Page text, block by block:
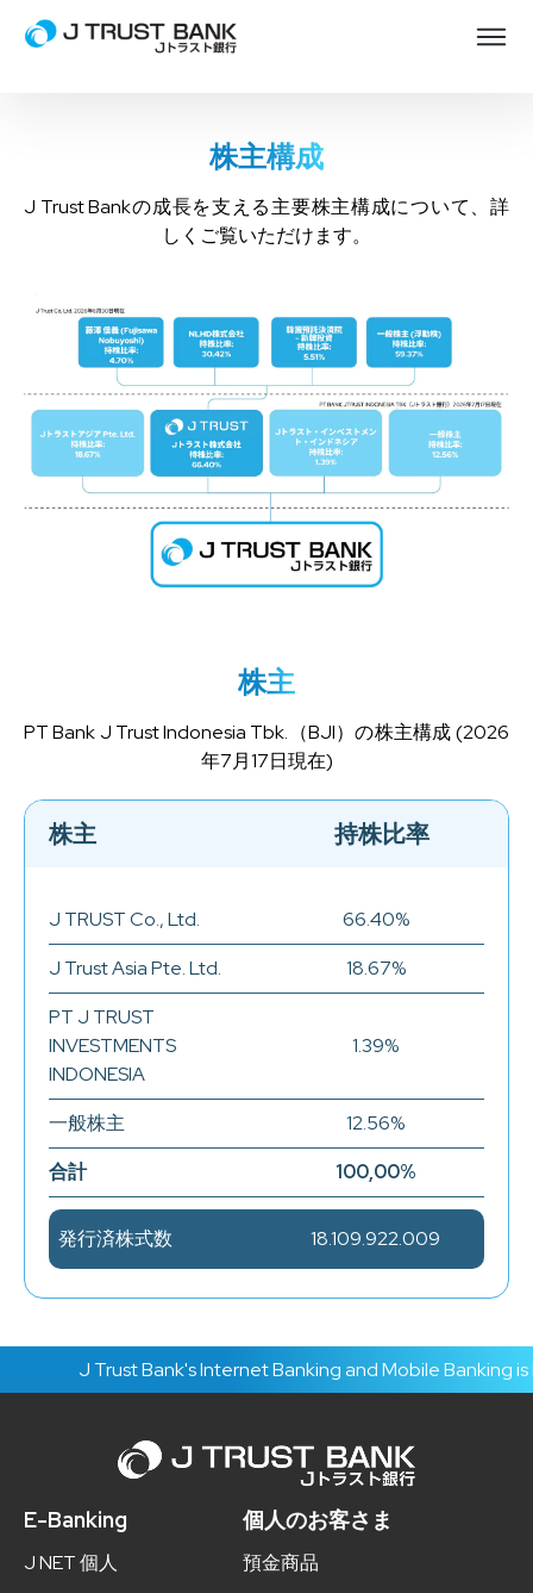
株主構成
J Trust Bankの成長を支える主要株主構成について、詳
しくご覧いただけます。
株主
PT Bank J Trust Indonesia Tbk.（BJI）の株主構成 (2026
年7月17日現在)
株主 持株比率
J TRUST Co., Ltd.
66.40%
J Trust Asia Pte. Ltd.
18.67%
PT J TRUST
INVESTMENTS
INDONESIA
1.39%
一般株主
12.56%
合計
100,00%
発行済株式数 18.109.922.009
J Trust Bank's Internet Banking and Mobile Banking is
E-Banking
J NET 個人
個人のお客さま
預金商品